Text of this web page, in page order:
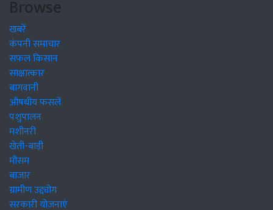
Browse
खबरें
कंपनी समाचार
सफल किसान
साक्षात्कार
बागवानी
औषधीय फसलें
पशुपालन
मशीनरी
खेती-बाड़ी
मौसम
बाजार
ग्रामीण उद्द्योग
सरकारी योजनाएं